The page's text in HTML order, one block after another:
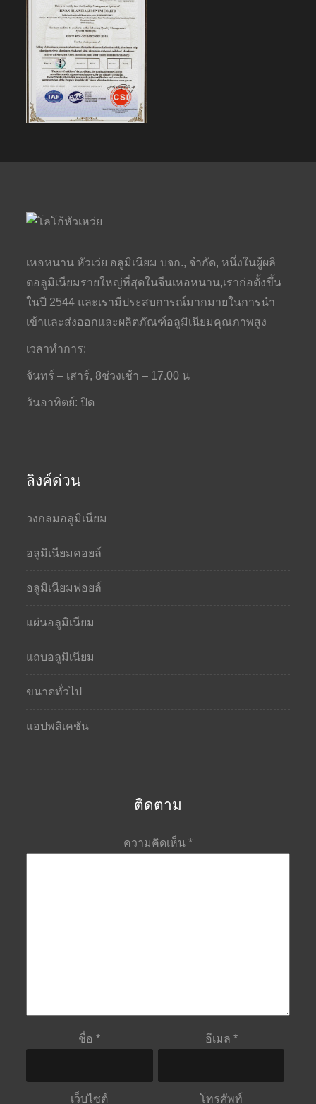
เหอหนาน หัวเว่ย อลูมิเนียม บจก., จำกัด, หนึ่งในผู้ผลิ
ตอลูมิเนียมรายใหญ่ที่สุดในจีนเหอหนาน,เราก่อตั้งขึ้น
ในปี 2544 และเรามีประสบการณ์มากมายในการนำ
เข้าและส่งออกและผลิตภัณฑ์อลูมิเนียมคุณภาพสูง
เวลาทำการ:
จันทร์ – เสาร์, 8ช่วงเช้า – 17.00 น
วันอาทิตย์: ปิด
ลิงค์ด่วน
วงกลมอลูมิเนียม
อลูมิเนียมคอยล์
อลูมิเนียมฟอยล์
แผ่นอลูมิเนียม
แถบอลูมิเนียม
ขนาดทั่วไป
แอปพลิเคชัน
ติดตาม
ความคิดเห็น *
ชื่อ* อีเมล *
เว็บไซต์ โทรศัพท์